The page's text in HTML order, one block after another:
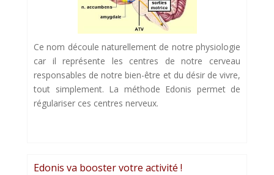
Ce nom découle naturellement de notre physiologie
car il représente les centres de notre cerveau
responsables de notre bien-être et du désir de vivre,
tout simplement. La méthode Edonis permet de
régulariser ces centres nerveux.
Edonis va booster votre activité !